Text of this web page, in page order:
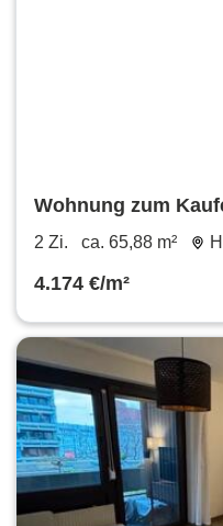
Wohnung zum
€ 65.88 m²
2 Zi. ca. 65,88 m²
4.174 €/m²